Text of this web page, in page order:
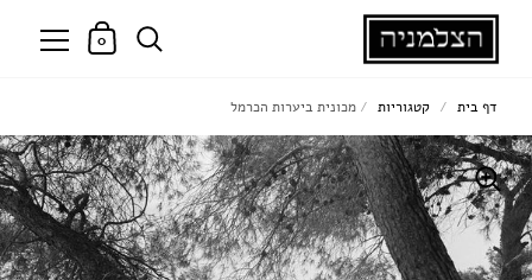
0
דף בית / קטגוריות / מכונית ביערות הכרמל